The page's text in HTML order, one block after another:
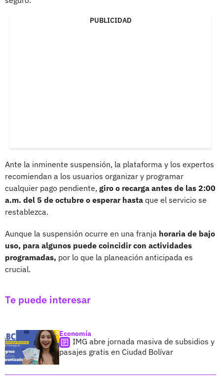
PUBLICIDAD
Ante la inminente suspensión, la plataforma y los expertos
recomiendan a los usuarios organizar y programar
cualquier pago pendiente, giro o recarga antes de las 2:00
a.m. del 5 de octubre o esperar hasta que el servicio se
restablezca.
Aunque la suspensión ocurre en una franja horaria de bajo
uso, para algunos puede coincidir con actividades
programadas, por lo que la planeación anticipada es
crucial.
Te puede interesar
Economía
IMG abre jornada masiva de subsidios y
pasajes gratis en Ciudad Bolívar